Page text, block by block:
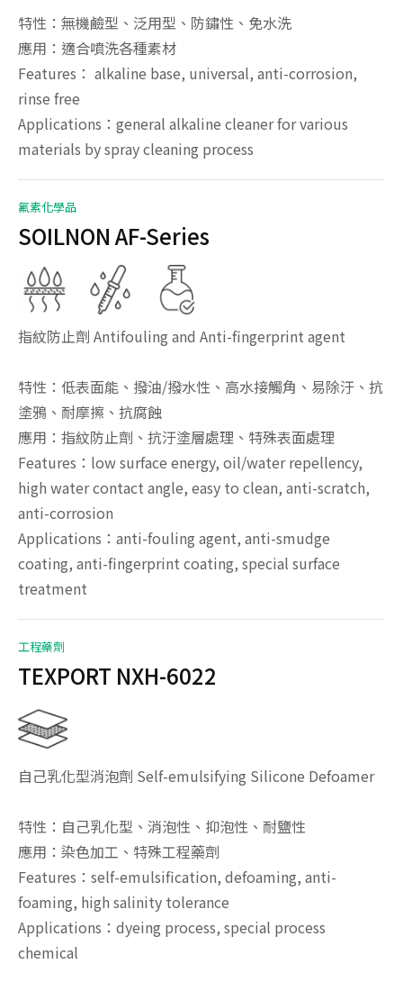
特性：無機鹼型、泛用型、防鏽性、免水洗
應用：適合噴洗各種素材
Features： alkaline base, universal, anti-corrosion,
rinse free
Applications：general alkaline cleaner for various
materials by spray cleaning process
氟素化學品
SOILNON AF-Series
指紋防止劑 Antifouling and Anti-fingerprint agent
特性：低表面能、撥油/撥水性、高水接觸角、易除汙、抗
塗鴉、耐摩擦、抗腐蝕
應用：指紋防止劑、抗汙塗層處理、特殊表面處理
Features：low surface energy, oil/water repellency,
high water contact angle, easy to clean, anti-scratch,
anti-corrosion
Applications：anti-fouling agent, anti-smudge
coating, anti-fingerprint coating, special surface
treatment
工程藥劑
TEXPORT NXH-6022
自己乳化型消泡劑 Self-emulsifying Silicone Defoamer
特性：自己乳化型、消泡性、抑泡性、耐鹽性
應用：染色加工、特殊工程藥劑
Features：self-emulsification, defoaming, anti-
foaming, high salinity tolerance
Applications：dyeing process, special process
chemical